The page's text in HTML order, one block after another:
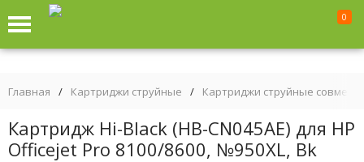
0
Главная / Картриджи струйные / Картриджи струйные
Картридж Hi-Black (HB-CN045AE) для HP
Officejet Pro 8100/8600, №950XL, Bk